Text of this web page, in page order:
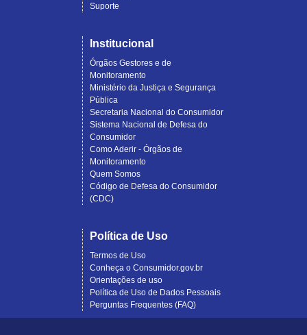
Suporte
Institucional
Órgãos Gestores e de
Monitoramento
Ministério da Justiça e Segurança
Pública
Secretaria Nacional do Consumidor
Sistema Nacional de Defesa do
Consumidor
Como Aderir - Órgãos de
Monitoramento
Quem Somos
Código de Defesa do Consumidor
(CDC)
Política de Uso
Termos de Uso
Conheça o Consumidor.gov.br
Orientações de uso
Política de Uso de Dados Pessoais
Perguntas Frequentes (FAQ)